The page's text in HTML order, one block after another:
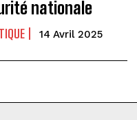
nationale
14 Avril 2025